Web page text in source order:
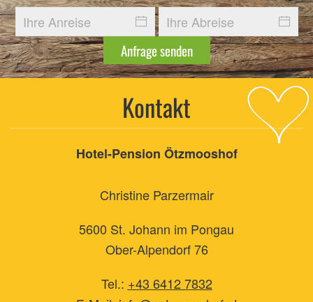
Anfrage senden
Kontakt
Hotel-Pension Ötzmooshof
Christine Parzermair
5600 St. Johann im Pongau
Ober-Alpendorf 76
Tel.: +43 6412 7832